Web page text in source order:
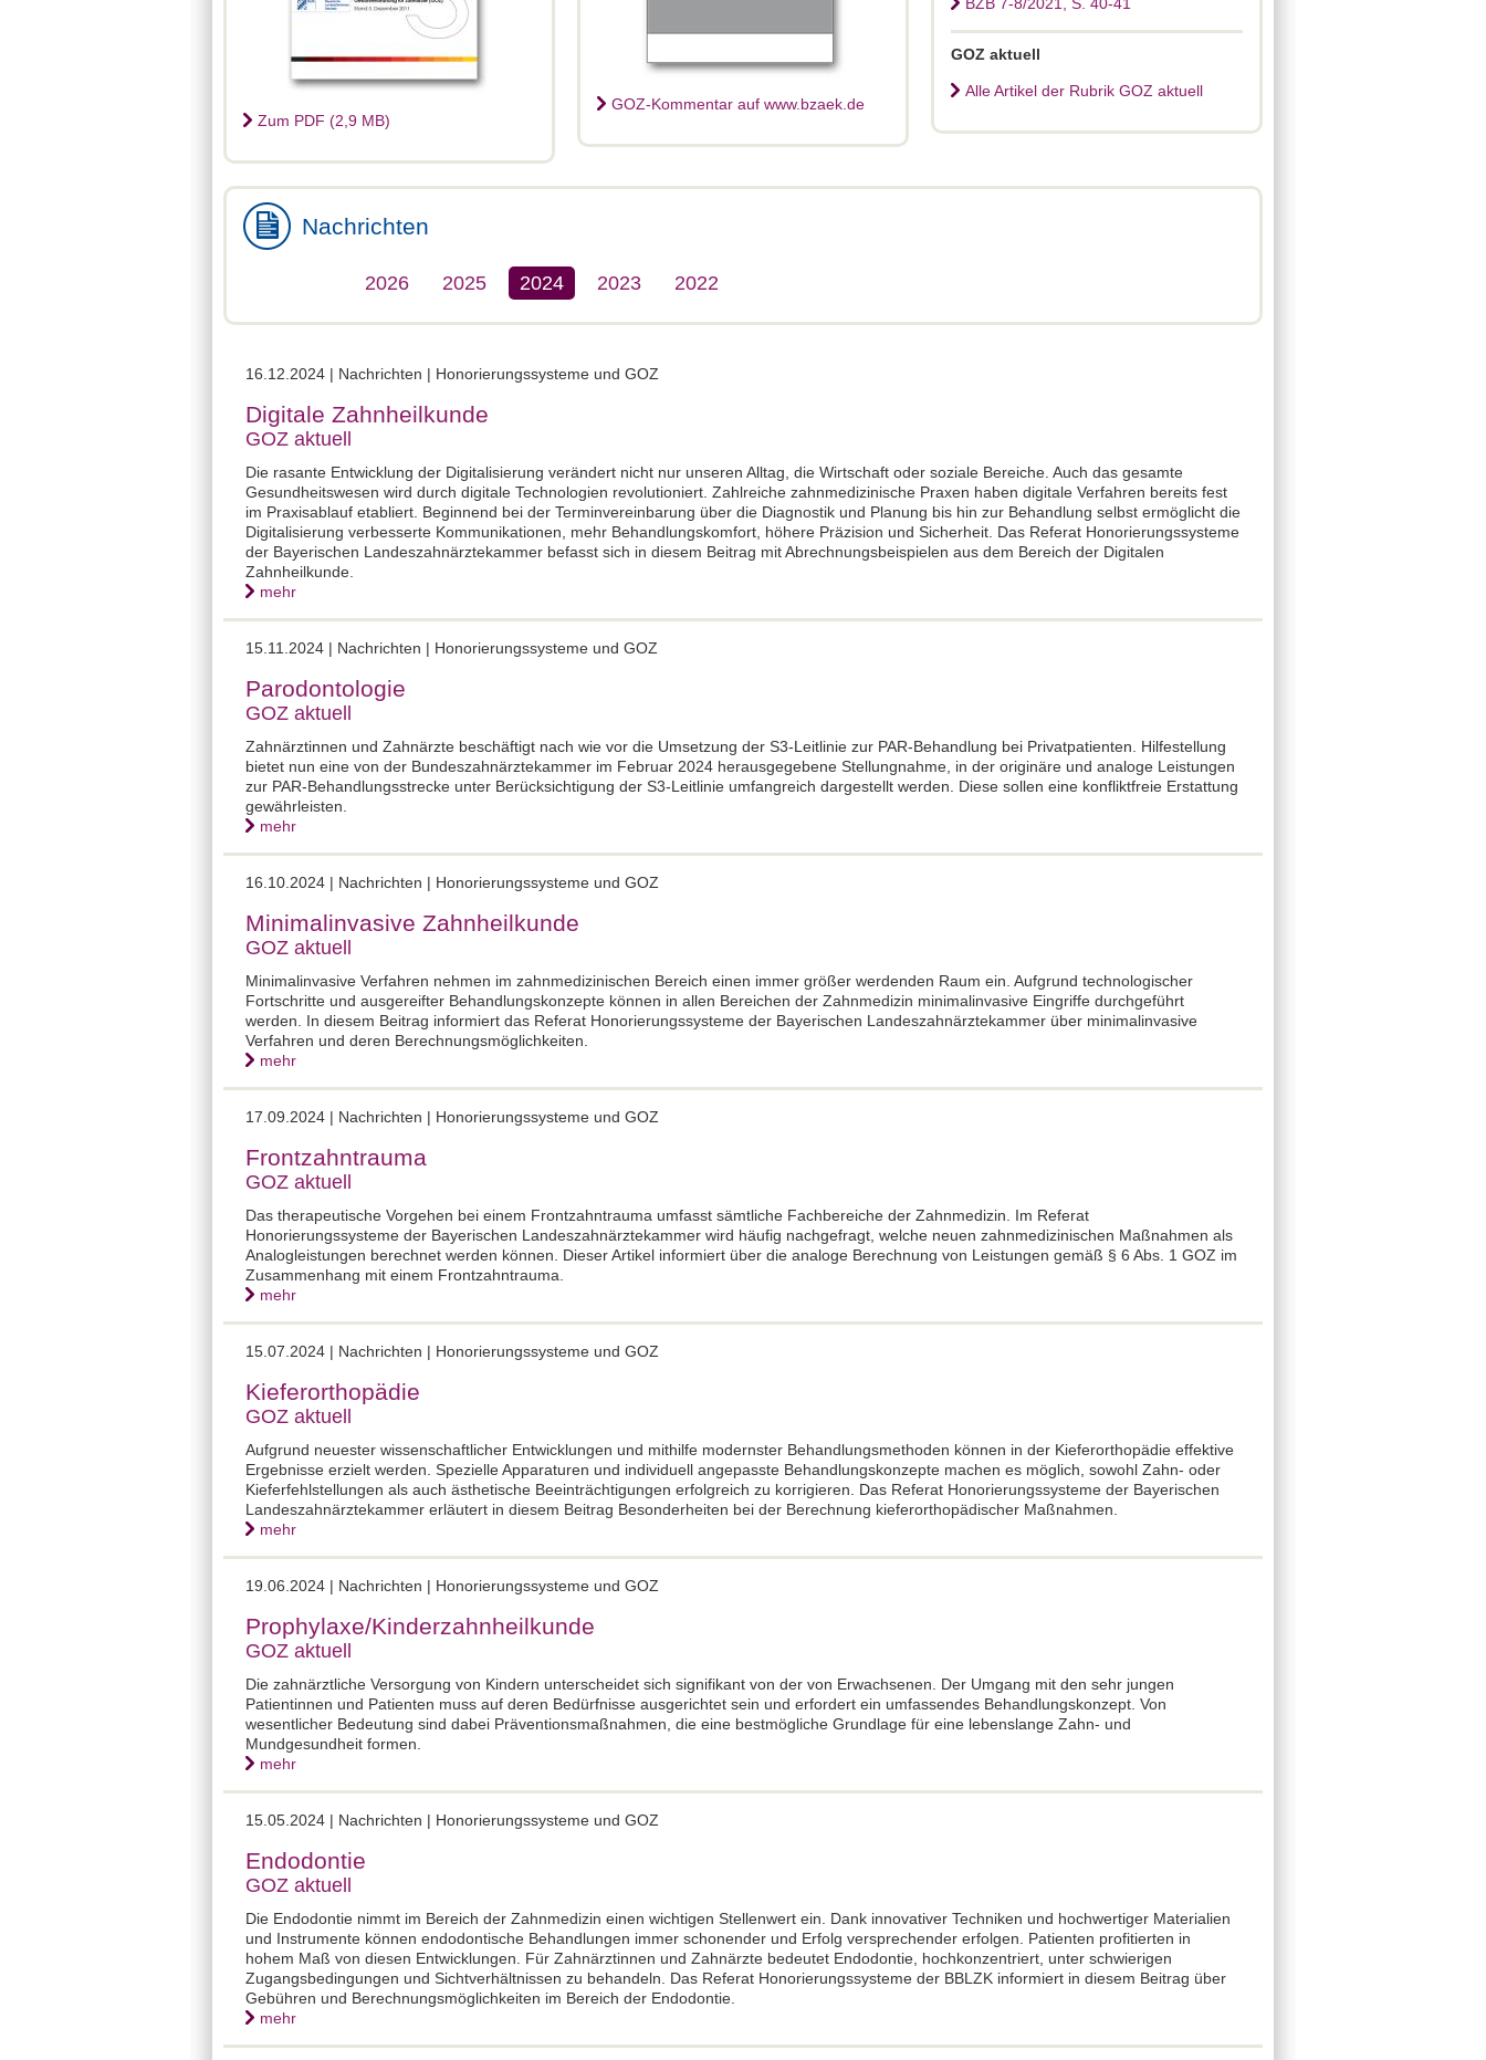
Zum PDF (2,9 MB)
GOZ-Kommentar auf www.bzaek.de
GOZ aktuell
Alle Artikel der Rubrik GOZ aktuell
Nachrichten
2026 2025 2024 2023 2022
16.12.2024 | Nachrichten | Honorierungssysteme und GOZ
Digitale Zahnheilkunde
GOZ aktuell
Die rasante Entwicklung der Digitalisierung verändert nicht nur unseren Alltag, die Wirtschaft oder soziale Bereiche. Auch das gesamte
Gesundheitswesen wird durch digitale Technologien revolutioniert. Zahlreiche zahnmedizinische Praxen haben digitale Verfahren bereits fest
im Praxisablauf etabliert. Beginnend bei der Terminvereinbarung über die Diagnostik und Planung bis hin zur Behandlung selbst ermöglicht die
Digitalisierung verbesserte Kommunikationen, mehr Behandlungskomfort, höhere Präzision und Sicherheit. Das Referat Honorierungssysteme
der Bayerischen Landeszahnärztekammer befasst sich in diesem Beitrag mit Abrechnungsbeispielen aus dem Bereich der Digitalen
Zahnheilkunde.
mehr
15.11.2024 | Nachrichten | Honorierungssysteme und GOZ
Parodontologie
GOZ aktuell
Zahnärztinnen und Zahnärzte beschäftigt nach wie vor die Umsetzung der S3-Leitlinie zur PAR-Behandlung bei Privatpatienten. Hilfestellung
bietet nun eine von der Bundeszahnärztekammer im Februar 2024 herausgegebene Stellungnahme, in der originäre und analoge Leistungen
zur PAR-Behandlungsstrecke unter Berücksichtigung der S3-Leitlinie umfangreich dargestellt werden. Diese sollen eine konfliktfreie Erstattung
gewährleisten.
mehr
16.10.2024 | Nachrichten | Honorierungssysteme und GOZ
Minimalinvasive Zahnheilkunde
GOZ aktuell
Minimalinvasive Verfahren nehmen im zahnmedizinischen Bereich einen immer größer werdenden Raum ein. Aufgrund technologischer
Fortschritte und ausgereifter Behandlungskonzepte können in allen Bereichen der Zahnmedizin minimalinvasive Eingriffe durchgeführt
werden. In diesem Beitrag informiert das Referat Honorierungssysteme der Bayerischen Landeszahnärztekammer über minimalinvasive
Verfahren und deren Berechnungsmöglichkeiten.
mehr
17.09.2024 | Nachrichten | Honorierungssysteme und GOZ
Frontzahntrauma
GOZ aktuell
Das therapeutische Vorgehen bei einem Frontzahntrauma umfasst sämtliche Fachbereiche der Zahnmedizin. Im Referat
Honorierungssysteme der Bayerischen Landeszahnärztekammer wird häufig nachgefragt, welche neuen zahnmedizinischen Maßnahmen als
Analogleistungen berechnet werden können. Dieser Artikel informiert über die analoge Berechnung von Leistungen gemäß § 6 Abs. 1 GOZ im
Zusammenhang mit einem Frontzahntrauma.
mehr
15.07.2024 | Nachrichten | Honorierungssysteme und GOZ
Kieferorthopädie
GOZ aktuell
Aufgrund neuester wissenschaftlicher Entwicklungen und mithilfe modernster Behandlungsmethoden können in der Kieferorthopädie effektive
Ergebnisse erzielt werden. Spezielle Apparaturen und individuell angepasste Behandlungskonzepte machen es möglich, sowohl Zahn- oder
Kieferfehlstellungen als auch ästhetische Beeinträchtigungen erfolgreich zu korrigieren. Das Referat Honorierungssysteme der Bayerischen
Landeszahnärztekammer erläutert in diesem Beitrag Besonderheiten bei der Berechnung kieferorthopädischer Maßnahmen.
mehr
19.06.2024 | Nachrichten | Honorierungssysteme und GOZ
Prophylaxe/Kinderzahnheilkunde
GOZ aktuell
Die zahnärztliche Versorgung von Kindern unterscheidet sich signifikant von der von Erwachsenen. Der Umgang mit den sehr jungen
Patientinnen und Patienten muss auf deren Bedürfnisse ausgerichtet sein und erfordert ein umfassendes Behandlungskonzept. Von
wesentlicher Bedeutung sind dabei Präventionsmaßnahmen, die eine bestmögliche Grundlage für eine lebenslange Zahn- und
Mundgesundheit formen.
mehr
15.05.2024 | Nachrichten | Honorierungssysteme und GOZ
Endodontie
GOZ aktuell
Die Endodontie nimmt im Bereich der Zahnmedizin einen wichtigen Stellenwert ein. Dank innovativer Techniken und hochwertiger Materialien
und Instrumente können endodontische Behandlungen immer schonender und Erfolg versprechender erfolgen. Patienten profitierten in
hohem Maß von diesen Entwicklungen. Für Zahnärztinnen und Zahnärzte bedeutet Endodontie, hochkonzentriert, unter schwierigen
Zugangsbedingungen und Sichtverhältnissen zu behandeln. Das Referat Honorierungssysteme der BBLZK informiert in diesem Beitrag über
Gebühren und Berechnungsmöglichkeiten im Bereich der Endodontie.
mehr